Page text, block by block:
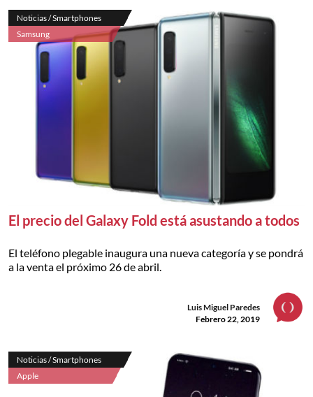
Noticias / Smartphones
Samsung
El precio del Galaxy Fold está asustando a todos
El teléfono plegable inaugura una nueva categoría y se pondrá
a la venta el próximo 26 de abril.
Luis Miguel Paredes
Febrero 22, 2019
Noticias / Smartphones
Apple